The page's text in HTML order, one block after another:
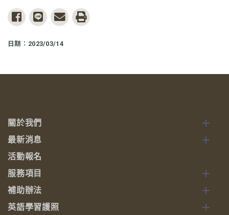
share to facebook
share to line
share to email
print
日期：2023/03/14
關於我們
最新消息
活動報名
服務項目
補助辦法
英語學習護照